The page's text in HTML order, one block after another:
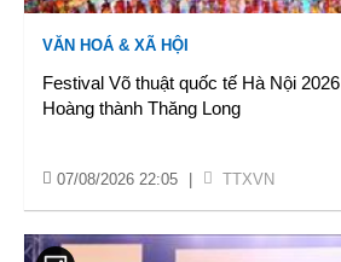
VĂN HOÁ & XÃ HỘI
Festival Võ thuật quốc tế Hà Nội
Hoàng thành Thăng Long
07/08/2026 22:05 TTXVN